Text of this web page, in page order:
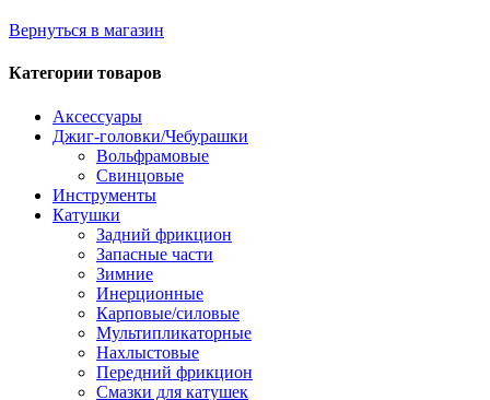
Вернуться в магазин
Категории товаров
Аксессуары
Джиг-головки/Чебурашки
Вольфрамовые
Свинцовые
Инструменты
Катушки
Задний фрикцион
Запасные части
Зимние
Инерционные
Карповые/силовые
Мультипликаторные
Нахлыстовые
Передний фрикцион
Смазки для катушек